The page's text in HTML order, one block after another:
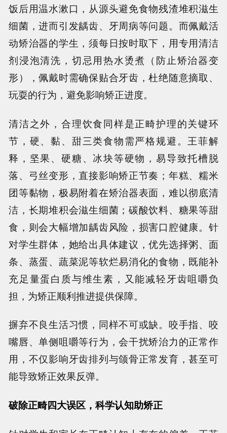
饭后用温水漱口，从源头避免食物残渣堆积滋生
细菌，进而引发龋齿、牙周病等问题。而佩戴活
动矫治器的学生，须每日按时取下，用专用清洁
剂浸泡清洗，切忌用热水烫煮（防止矫治器变
形），佩戴时需确保贴合牙齿，杜绝随意摘取、
玩耍的行为，避免影响矫正进度。
清洁之外，合理饮食同样是正畸护理的关键环
节，硬、黏、甜三类食物需严格规避。王菲解
释，坚果、硬糖、冰块等硬物，易导致托槽脱
落、弓丝变形，直接影响矫正节奏；年糕、糯米
团等黏物，极易附着在矫治器表面，难以彻底清
洁，长期堆积会滋生细菌；碳酸饮料、糖果等甜
食，则会大幅增加龋齿风险，损害口腔健康。针
对学生群体，她给出具体建议，优先选择粥、面
条、蒸蛋、蔬菜泥等软烂易消化的食物，既能补
充足量蛋白质与维生素，又能减轻牙齿咀嚼负
担，为矫正顺利推进提供保障。
摒弃不良生活习惯，同样不可或缺。咬手指、咬
嘴唇、单侧咀嚼等行为，会干扰矫治力的正常作
用，不仅影响牙齿排列与颌骨正常发育，甚至可
能导致矫正效果反弹。
破除正畸四大误区，科学认知助矫正